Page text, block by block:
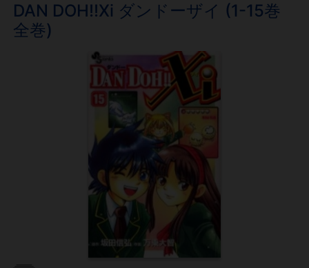
DAN DOH!!Xi ダンドーザイ (1-15巻
全巻)